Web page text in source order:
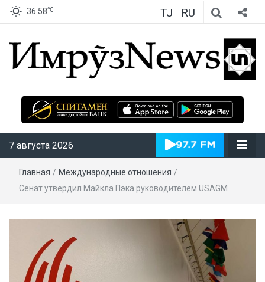
36.58℃ TJ RU
ИмрӯзNews
7 августа 2026
Главная / Международные отношения /
Cенат утвердил Майкла Пэка руководителем USAGM